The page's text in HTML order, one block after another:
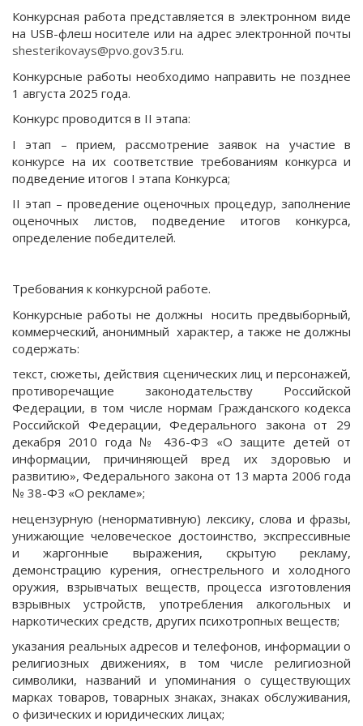
Конкурсная работа представляется в электронном виде
на USB-флеш носителе или на адрес электронной почты
shesterikovays@pvo.gov35.ru.
Конкурсные работы необходимо направить не позднее
1 августа 2025 года.
Конкурс проводится в II этапа:
I этап – прием, рассмотрение заявок на участие в
конкурсе на их соответствие требованиям конкурса и
подведение итогов I этапа Конкурса;
II этап – проведение оценочных процедур, заполнение
оценочных листов, подведение итогов конкурса,
определение победителей.
Требования к конкурсной работе.
Конкурсные работы не должны носить предвыборный,
коммерческий, анонимный характер, а также не должны
содержать:
текст, сюжеты, действия сценических лиц и персонажей,
противоречащие законодательству Российской
Федерации, в том числе нормам Гражданского кодекса
Российской Федерации, Федерального закона от 29
декабря 2010 года № 436-ФЗ «О защите детей от
информации, причиняющей вред их здоровью и
развитию», Федерального закона от 13 марта 2006 года
№ 38-ФЗ «О рекламе»;
нецензурную (ненормативную) лексику, слова и фразы,
унижающие человеческое достоинство, экспрессивные
и жаргонные выражения, скрытую рекламу,
демонстрацию курения, огнестрельного и холодного
оружия, взрывчатых веществ, процесса изготовления
взрывных устройств, употребления алкогольных и
наркотических средств, других психотропных веществ;
указания реальных адресов и телефонов, информации о
религиозных движениях, в том числе религиозной
символики, названий и упоминания о существующих
марках товаров, товарных знаках, знаках обслуживания,
о физических и юридических лицах;